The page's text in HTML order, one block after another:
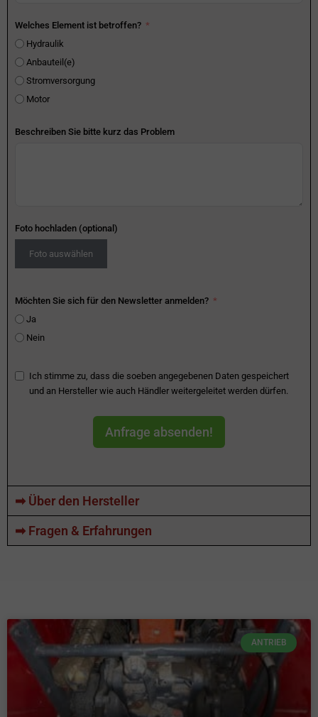
Welches Element ist betroffen?
Hydraulik
Anbauteil(e)
Stromversorgung
Motor
Beschreiben Sie bitte kurz das Problem
Foto hochladen (optional)
Foto auswählen
Möchten Sie sich für den Newsletter anmelden?
Ja
Nein
Ich stimme zu, dass die soeben angegebenen Daten gespeichert
und an Hersteller wie auch Händler weitergeleitet werden dürfen.
Anfrage absenden!
➡ Über den Hersteller
➡ Fragen & Erfahrungen
ANTRIEB